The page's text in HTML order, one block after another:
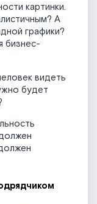
картинки.
А
графики?
бизнес-
видеть
будет